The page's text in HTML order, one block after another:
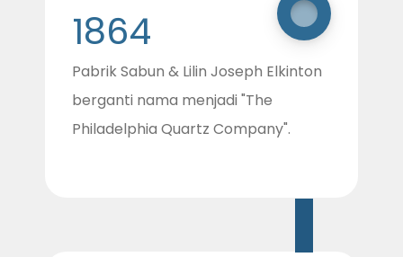
1864
Pabrik Sabun & Lilin Joseph Elkinton
berganti nama menjadi "The
Philadelphia Quartz Company".